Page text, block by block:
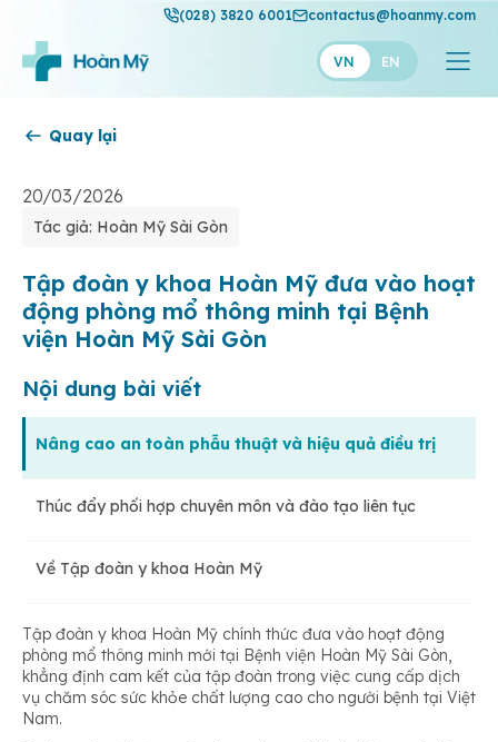
(028) 3820 6001 contactus@hoanmy.com
VN EN
Hạnh Phúc
Thuận Mỹ
Quay lại
20/03/2026
Tác giả: Hoàn Mỹ Sài Gòn
Tập đoàn y khoa Hoàn Mỹ đưa vào hoạt
động phòng mổ thông minh tại Bệnh
viện Hoàn Mỹ Sài Gòn
Nội dung bài viết
Nâng cao an toàn phẫu thuật và hiệu quả điều trị
Thúc đẩy phối hợp chuyên môn và đào tạo liên tục
Về Tập đoàn y khoa Hoàn Mỹ
Tập đoàn y khoa Hoàn Mỹ chính thức đưa vào hoạt động
phòng mổ thông minh mới tại Bệnh viện Hoàn Mỹ Sài Gòn,
khẳng định cam kết của tập đoàn trong việc cung cấp dịch
vụ chăm sóc sức khỏe chất lượng cao cho người bệnh tại Việt
Nam.